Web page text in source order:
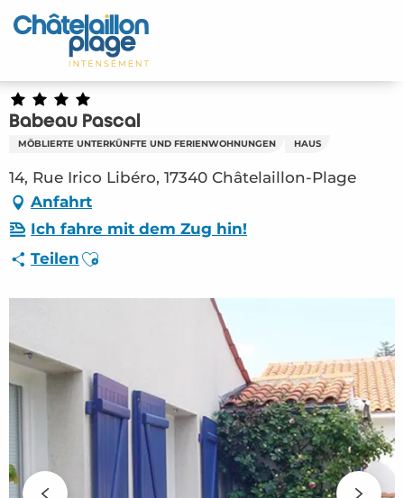
Aller
au
principal
Startseite - DE
Entdecken Sie
Aktivitäten
Zu leben
Treffpunkt
Ihr Aufenthalt - DE
HLO – Babeau Pascal (Châtelaillon-Plage)
Babeau Pascal
MÖBLIERTE UNTERKÜNFTE UND FERIENWOHNUNGEN HAUS
14, Rue Irico Libéro, 17340 Châtelaillon-Plage
Anfahrt
Ich fahre mit dem Zug hin!
Teilen Ajouter aux favoris